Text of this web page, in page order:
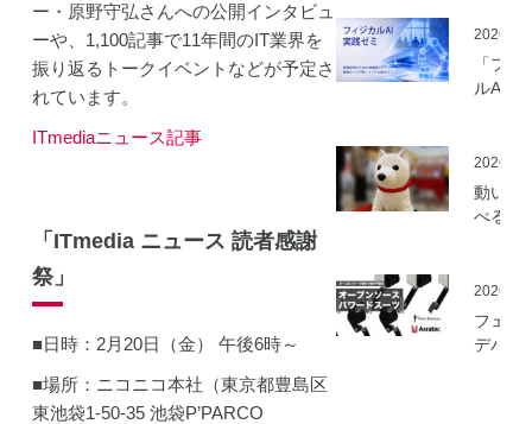
ー・原野守弘さんへの公開インタビュ
ーや、1,100記事で11年間のIT業界を
振り返るトークイベントなどが予定さ
れています。
ITmediaニュース記事
「ITmedia ニュース 読者感謝
祭」
■日時：2月20日（金） 午後6時～
■場所：ニコニコ本社（東京都豊島区
東池袋1-50-35 池袋P’PARCO
実施
いを開
「フィ
ルAI実
動いて
べる「
ロボッ
（バル
ロボッ
ト）」
フェア
デバイ